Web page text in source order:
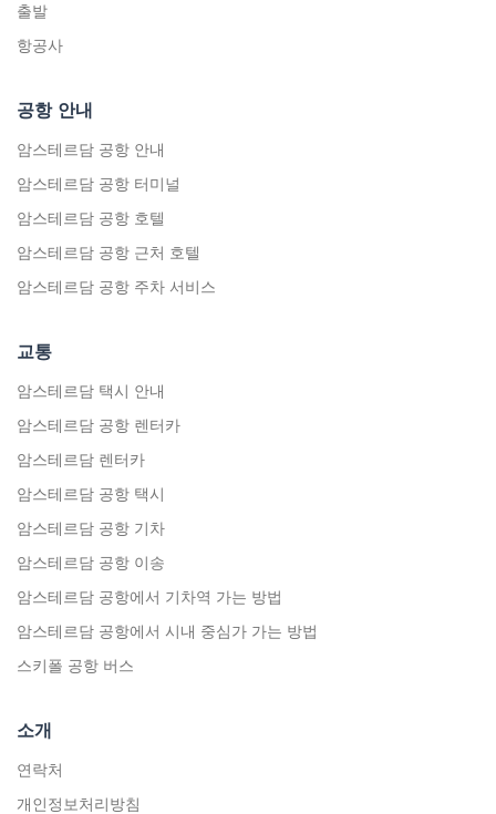
출발
항공사
공항 안내
암스테르담 공항 안내
암스테르담 공항 터미널
암스테르담 공항 호텔
암스테르담 공항 근처 호텔
암스테르담 공항 주차 서비스
교통
암스테르담 택시 안내
암스테르담 공항 렌터카
암스테르담 렌터카
암스테르담 공항 택시
암스테르담 공항 기차
암스테르담 공항 이송
암스테르담 공항에서 기차역 가는 방법
암스테르담 공항에서 시내 중심가 가는 방법
스키폴 공항 버스
소개
연락처
개인정보처리방침